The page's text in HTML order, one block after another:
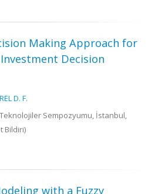
Making Approach for
Decision
D. F.
Sempozyumu, İstanbul,
Bildiri)
with a Fuzzy